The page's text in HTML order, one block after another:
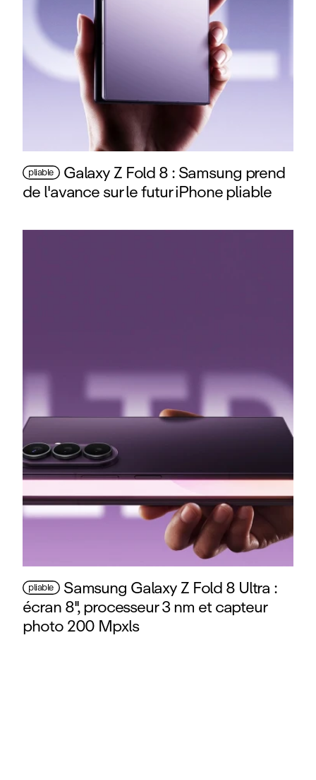
pliable Galaxy Z Fold 8 : Samsung prend
de l'avance sur le futur iPhone pliable
pliable Samsung Galaxy Z Fold 8 Ultra :
écran 8'', processeur 3 nm et capteur
photo 200 Mpxls